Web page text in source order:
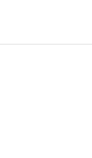
lixo;
sofrer